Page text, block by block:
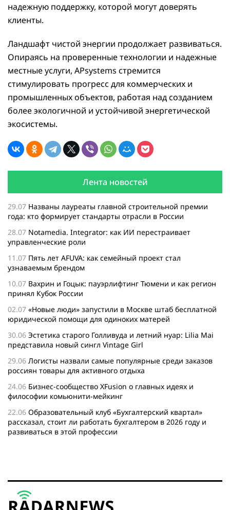
надежную поддержку, которой могут доверять
клиенты.
Ландшафт чистой энергии продолжает развиваться.
Опираясь на проверенные технологии и надежные
местные услуги, APsystems стремится
стимулировать прогресс для коммерческих и
промышленных объектов, работая над созданием
более экологичной и устойчивой энергетической
экосистемы.
Лента новостей
29.07 Названы лауреаты главной строительной премии
года: кто формирует стандарты отрасли в России
28.07 Notamedia. Integrator: как ИИ перестраивает
управленческие роли
11.07 Пять лет AFUVA: как семейный проект стал
узнаваемым брендом
10.07 Вахрин и Гоцык: пауэрлифтинг Тюмени и как регион
принял Кубок России
02.07 «Новые люди» запустили в Москве штаб бесплатной
юридической помощи для одиноких матерей
30.06 Эстетика старого Голливуда и летний нуар: Lilia Mai
представила новый сингл Vintage Girl
29.06 Логисты назвали самые популярные среди заказов
россиян товары для активного отдыха
24.06 Бизнес-сообщество XFusion о главных идеях и
философии комьюнити-мейкинг
22.06 Образовательный клуб «Бухгалтерский квартал»
рассказал, стоит ли работать бухгалтером в 2026 году и
развиваться в этой профессии
бизнесу нужен ребрендинг для роста компании
26.05Инновационное десятилетие России: бизнес, власть